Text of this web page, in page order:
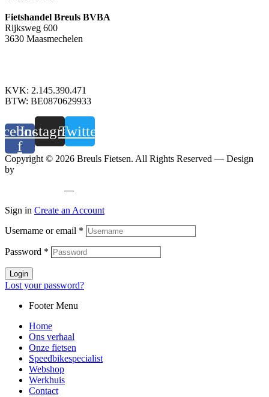
Fietshandel Breuls BVBA
Rijksweg 600
3630 Maasmechelen
KVK: 2.145.390.471
BTW: BE0870629933
f
Instagram
Twitter
Copyright © 2026 Breuls Fietsen. All Rights Reserved — Design
by
—
Sign in Create an Account
Username or email *
Password *
Login
Lost your password?
Footer Menu
Home
Ons verhaal
Onze fietsen
Speedbikespecialist
Webshop
Werkhuis
Contact